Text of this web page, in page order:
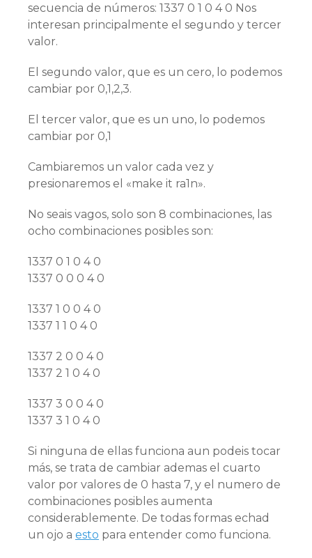
secuencia de números: 1337 0 1 0 4 0 Nos
interesan principalmente el segundo y tercer
valor.
El segundo valor, que es un cero, lo podemos
cambiar por 0,1,2,3.
El tercer valor, que es un uno, lo podemos
cambiar por 0,1
Cambiaremos un valor cada vez y
presionaremos el «make it ra1n».
No seais vagos, solo son 8 combinaciones, las
ocho combinaciones posibles son:
1337 0 1 0 4 0
1337 0 0 0 4 0
1337 1 0 0 4 0
1337 1 1 0 4 0
1337 2 0 0 4 0
1337 2 1 0 4 0
1337 3 0 0 4 0
1337 3 1 0 4 0
Si ninguna de ellas funciona aun podeis tocar
más, se trata de cambiar ademas el cuarto
valor por valores de 0 hasta 7, y el numero de
combinaciones posibles aumenta
considerablemente. De todas formas echad
un ojo a esto para entender como funciona.